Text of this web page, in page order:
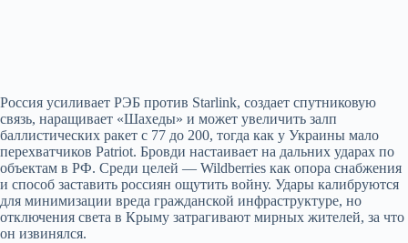
Россия усиливает РЭБ против Starlink, создает спутниковую
связь, наращивает «Шахеды» и может увеличить залп
баллистических ракет с 77 до 200, тогда как у Украины мало
перехватчиков Patriot. Бровди настаивает на дальних ударах по
объектам в РФ. Среди целей — Wildberries как опора снабжения
и способ заставить россиян ощутить войну. Удары калибруются
для минимизации вреда гражданской инфраструктуре, но
отключения света в Крыму затрагивают мирных жителей, за что
он извинялся.